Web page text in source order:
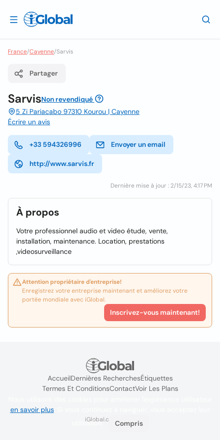
France/Cayenne/Sarvis
Partager
SarvisNon revendiqué
5 Zi Pariacabo 97310 Kourou | Cayenne
Écrire un avis
+33 594326996 Envoyer un email
http://www.sarvis.fr
Dernière mise à jour : 2/15/23, 4:17 PM
À propos
Votre professionnel audio et video étude, vente,
installation, maintenance. Location, prestations
,videosurveillance
Attention propriétaire d'entreprise!
Enregistrez votre entreprise maintenant et améliorez votre
portée mondiale avec iGlobal.
Inscrivez-vous maintenant!
AccueilDernières RecherchesÉtiquettes
Termes Et ConditionsContactVoir Les Plans
iGlobal.co @ 2024
en savoir plus. Si vous continuez à naviguer, vous acceptez leur
utilisation.
Compris